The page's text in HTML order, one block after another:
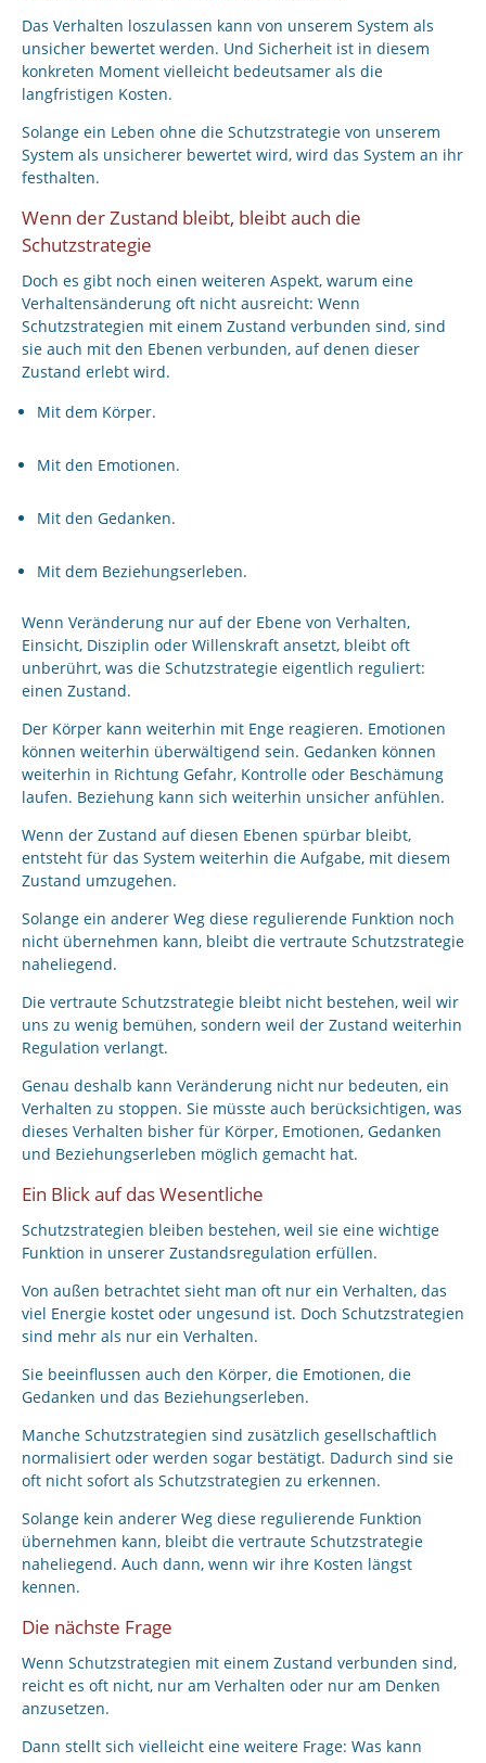
Das Verhalten loszulassen kann von unserem System als
unsicher bewertet werden. Und Sicherheit ist in diesem
konkreten Moment vielleicht bedeutsamer als die
langfristigen Kosten.
Solange ein Leben ohne die Schutzstrategie von unserem
System als unsicherer bewertet wird, wird das System an ihr
festhalten.
Wenn der Zustand bleibt, bleibt auch die
Schutzstrategie
Doch es gibt noch einen weiteren Aspekt, warum eine
Verhaltensänderung oft nicht ausreicht: Wenn
Schutzstrategien mit einem Zustand verbunden sind, sind
sie auch mit den Ebenen verbunden, auf denen dieser
Zustand erlebt wird.
Mit dem Körper.
Mit den Emotionen.
Mit den Gedanken.
Mit dem Beziehungserleben.
Wenn Veränderung nur auf der Ebene von Verhalten,
Einsicht, Disziplin oder Willenskraft ansetzt, bleibt oft
unberührt, was die Schutzstrategie eigentlich reguliert:
einen Zustand.
Der Körper kann weiterhin mit Enge reagieren. Emotionen
können weiterhin überwältigend sein. Gedanken können
weiterhin in Richtung Gefahr, Kontrolle oder Beschämung
laufen. Beziehung kann sich weiterhin unsicher anfühlen.
Wenn der Zustand auf diesen Ebenen spürbar bleibt,
entsteht für das System weiterhin die Aufgabe, mit diesem
Zustand umzugehen.
Solange ein anderer Weg diese regulierende Funktion noch
nicht übernehmen kann, bleibt die vertraute Schutzstrategie
naheliegend.
Die vertraute Schutzstrategie bleibt nicht bestehen, weil wir
uns zu wenig bemühen, sondern weil der Zustand weiterhin
Regulation verlangt.
Genau deshalb kann Veränderung nicht nur bedeuten, ein
Verhalten zu stoppen. Sie müsste auch berücksichtigen, was
dieses Verhalten bisher für Körper, Emotionen, Gedanken
und Beziehungserleben möglich gemacht hat.
Ein Blick auf das Wesentliche
Schutzstrategien bleiben bestehen, weil sie eine wichtige
Funktion in unserer Zustandsregulation erfüllen.
Von außen betrachtet sieht man oft nur ein Verhalten, das
viel Energie kostet oder ungesund ist. Doch Schutzstrategien
sind mehr als nur ein Verhalten.
Sie beeinflussen auch den Körper, die Emotionen, die
Gedanken und das Beziehungserleben.
Manche Schutzstrategien sind zusätzlich gesellschaftlich
normalisiert oder werden sogar bestätigt. Dadurch sind sie
oft nicht sofort als Schutzstrategien zu erkennen.
Solange kein anderer Weg diese regulierende Funktion
übernehmen kann, bleibt die vertraute Schutzstrategie
naheliegend. Auch dann, wenn wir ihre Kosten längst
kennen.
Die nächste Frage
Wenn Schutzstrategien mit einem Zustand verbunden sind,
reicht es oft nicht, nur am Verhalten oder nur am Denken
anzusetzen.
Dann stellt sich vielleicht eine weitere Frage: Was kann